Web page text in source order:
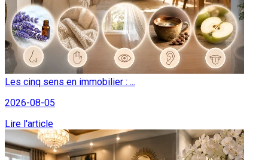
Les cinq sens en immobilier : ...
2026-08-05
Lire l'article